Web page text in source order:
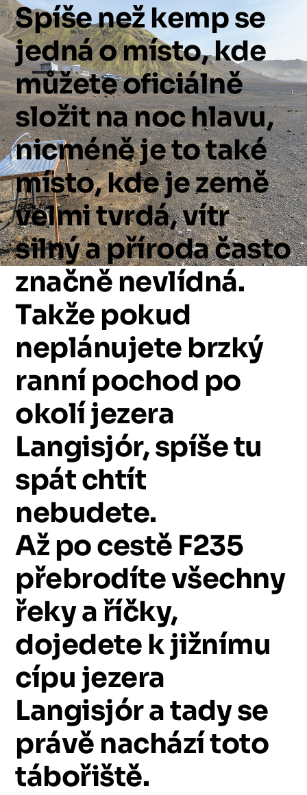
Spíšenežkempse
jednáomísto,kde
můžeteoficiálně
složitnanochlavu,
nicménějetotaké
místo,kdejezemě
velmitvrdá,vítr
silnýapřírodačasto
značně nevlídná.
Takže pokud
neplánujete brzký
ranní pochod po
okolíjezera
Langisjór,spíšetu
spátchtít
nebudete.
Až pocestě F235
přebrodítevšechny
řekyaříčky,
dojedete kjižnímu
cípu jezera
Langisjóratadyse
právě nacházítoto
tábořiště.